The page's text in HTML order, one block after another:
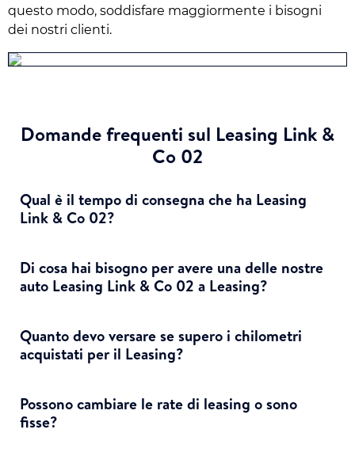
questo modo, soddisfare maggiormente i bisogni
dei nostri clienti.
Domande frequenti sul Leasing Link &
Co 02
Qual è il tempo di consegna che ha Leasing
Link & Co 02?
Di cosa hai bisogno per avere una delle nostre
auto Leasing Link & Co 02 a Leasing?
Quanto devo versare se supero i chilometri
acquistati per il Leasing?
Possono cambiare le rate di leasing o sono
fisse?